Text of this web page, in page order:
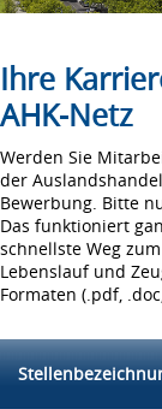
Ihre
AHK-Netz
Werden Sie
der
Bewerbung. Bitte
Das funktioniert
schnellste Weg
Lebenslauf und
Formaten (.pdf,